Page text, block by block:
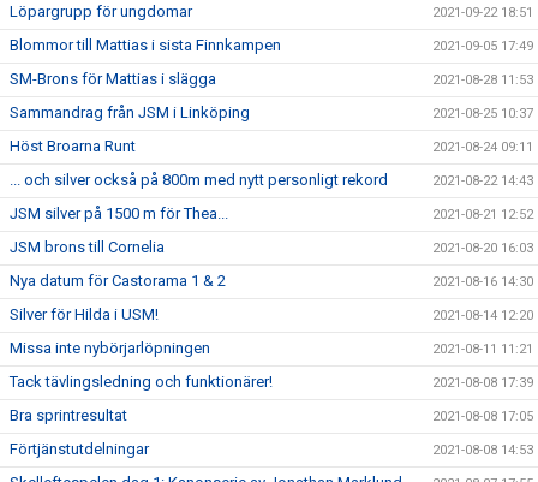
Löpargrupp för ungdomar 2021-09-22 18:51
Blommor till Mattias i sista Finnkampen 2021-09-05 17:49
SM-Brons för Mattias i slägga 2021-08-28 11:53
Sammandrag från JSM i Linköping 2021-08-25 10:37
Höst Broarna Runt 2021-08-24 09:11
... och silver också på 800m med nytt personligt rekord 2021-08-22 14:43
JSM silver på 1500 m för Thea... 2021-08-21 12:52
JSM brons till Cornelia 2021-08-20 16:03
Nya datum för Castorama 1 & 2 2021-08-16 14:30
Silver för Hilda i USM! 2021-08-14 12:20
Missa inte nybörjarlöpningen 2021-08-11 11:21
Tack tävlingsledning och funktionärer! 2021-08-08 17:39
Bra sprintresultat 2021-08-08 17:05
Förtjänstutdelningar 2021-08-08 14:53